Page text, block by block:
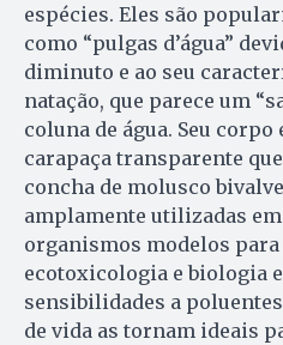
espécies. Eles são
como “pulgas d’água”
diminuto e ao seu
natação, que parece um
coluna de água. Seu
carapaça transparente
concha de molusco
amplamente utilizadas
organismos modelos para
ecotoxicologia e biologia
sensibilidades a
de vida as tornam ideais